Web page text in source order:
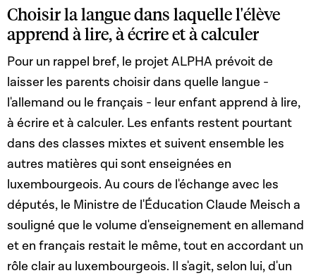
Choisir la langue dans laquelle l'élève
apprend à lire, à écrire et à calculer
Pour un rappel bref, le projet ALPHA prévoit de
laisser les parents choisir dans quelle langue -
l'allemand ou le français - leur enfant apprend à lire,
à écrire et à calculer. Les enfants restent pourtant
dans des classes mixtes et suivent ensemble les
autres matières qui sont enseignées en
luxembourgeois. Au cours de l'échange avec les
députés, le Ministre de l'Éducation Claude Meisch a
souligné que le volume d'enseignement en allemand
et en français restait le même, tout en accordant un
rôle clair au luxembourgeois. Il s'agit, selon lui, d'un